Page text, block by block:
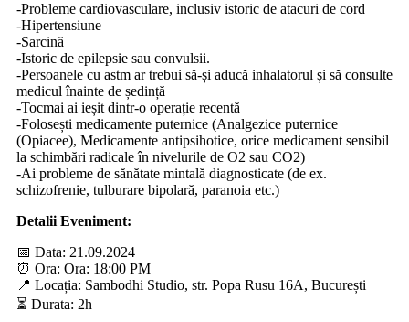
-Probleme cardiovasculare, inclusiv istoric de atacuri de cord
-Hipertensiune
-Sarcină
-Istoric de epilepsie sau convulsii.
-Persoanele cu astm ar trebui să-și aducă inhalatorul și să consulte
medicul înainte de ședință
-Tocmai ai ieșit dintr-o operație recentă
-Folosești medicamente puternice (Analgezice puternice
(Opiacee), Medicamente antipsihotice, orice medicament sensibil
la schimbări radicale în nivelurile de O2 sau CO2)
-Ai probleme de sănătate mintală diagnosticate (de ex.
schizofrenie, tulburare bipolară, paranoia etc.)
Detalii Eveniment:
📅 Data: 21.09.2024
⏰ Ora: Ora: 18:00 PM
📍 Locația: Sambodhi Studio, str. Popa Rusu 16A, București
⏳ Durata: 2h